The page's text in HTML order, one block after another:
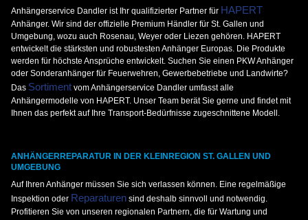
Anhängerservice Dandler ist Ihr qualifizierter Partner für HAPERT
Anhänger. Wir sind der offizielle Premium Händler für St. Gallen und
Umgebung, wozu auch Rosenau, Weyer oder Liezen gehören. HAPERT
entwickelt die stärksten und robustesten Anhänger Europas. Die Produkte
werden für höchste Ansprüche entwickelt. Suchen Sie einen PKW Anhänger
oder Sonderanhänger für Feuerwehren, Gewerbebetriebe und Landwirte?
Das Sortiment vom Anhängerservice Dandler umfasst alle
Anhängermodelle von HAPERT. Unser Team berät Sie gerne und findet mit
Ihnen das perfekt auf Ihre Transport-Bedürfnisse zugeschnittene Modell.
ANHÄNGERREPARATUR IN DER KLEINREGION ST. GALLEN UND
UMGEBUNG
Auf Ihren Anhänger müssen Sie sich verlassen können. Eine regelmäßige
Inspektion oder Reparaturen sind deshalb sinnvoll und notwendig.
Profitieren Sie von unseren regionalen Partnern, die für Wartung und